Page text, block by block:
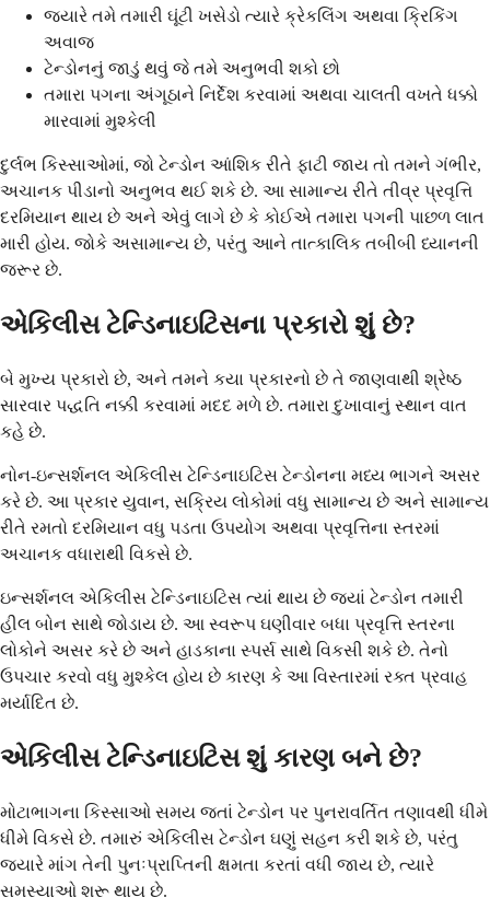
જ્યારે તમે તમારી ઘૂંટી ખસેડો ત્યારે ક્રેકલિંગ અથવા ક્રિકિંગ
અવાજ
ટેન્ડોનનું જાડું થવું જે તમે અનુભવી શકો છો
તમારા પગના અંગૂઠાને નિર્દેશ કરવામાં અથવા ચાલતી વખતે ધક્કો
મારવામાં મુશ્કેલી
દુર્લભ કિસ્સાઓમાં, જો ટેન્ડોન આંશિક રીતે ફાટી જાય તો તમને ગંભીર,
અચાનક પીડાનો અનુભવ થઈ શકે છે. આ સામાન્ય રીતે તીવ્ર પ્રવૃત્તિ
દરમિયાન થાય છે અને એવું લાગે છે કે કોઈએ તમારા પગની પાછળ લાત
મારી હોય. જોકે અસામાન્ય છે, પરંતુ આને તાત્કાલિક તબીબી ધ્યાનની
જરૂર છે.
એકિલીસ ટેન્ડિનાઇટિસના પ્રકારો શું છે?
બે મુખ્ય પ્રકારો છે, અને તમને કયા પ્રકારનો છે તે જાણવાથી શ્રેષ્ઠ
સારવાર પદ્ધતિ નક્કી કરવામાં મદદ મળે છે. તમારા દુખાવાનું સ્થાન વાત
કહે છે.
નોન-ઇન્સર્શનલ એકિલીસ ટેન્ડિનાઇટિસ ટેન્ડોનના મધ્ય ભાગને અસર
કરે છે. આ પ્રકાર યુવાન, સક્રિય લોકોમાં વધુ સામાન્ય છે અને સામાન્ય
રીતે રમતો દરમિયાન વધુ પડતા ઉપયોગ અથવા પ્રવૃત્તિના સ્તરમાં
અચાનક વધારાથી વિકસે છે.
ઇન્સર્શનલ એકિલીસ ટેન્ડિનાઇટિસ ત્યાં થાય છે જ્યાં ટેન્ડોન તમારી
હીલ બોન સાથે જોડાય છે. આ સ્વરૂપ ઘણીવાર બધા પ્રવૃત્તિ સ્તરના
લોકોને અસર કરે છે અને હાડકાના સ્પર્સ સાથે વિકસી શકે છે. તેનો
ઉપચાર કરવો વધુ મુશ્કેલ હોય છે કારણ કે આ વિસ્તારમાં રક્ત પ્રવાહ
મર્યાદિત છે.
એકિલીસ ટેન્ડિનાઇટિસ શું કારણ બને છે?
મોટાભાગના કિસ્સાઓ સમય જતાં ટેન્ડોન પર પુનરાવર્તિત તણાવથી ધીમે
ધીમે વિકસે છે. તમારું એકિલીસ ટેન્ડોન ઘણું સહન કરી શકે છે, પરંતુ
જ્યારે માંગ તેની પુનઃપ્રાપ્તિની ક્ષમતા કરતાં વધી જાય છે, ત્યારે
સમસ્યાઓ શરૂ થાય છે.